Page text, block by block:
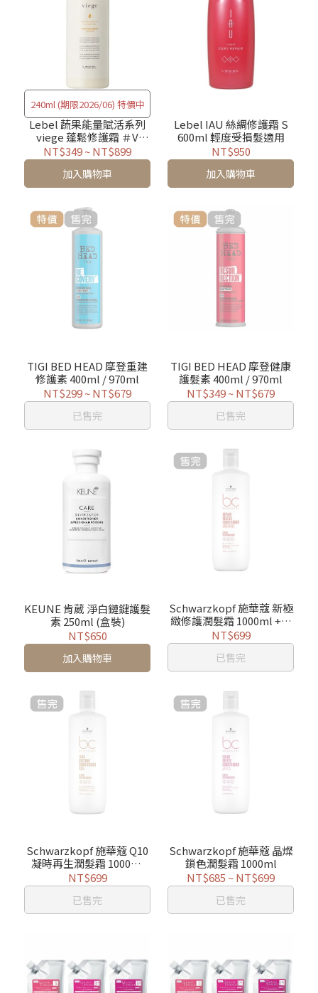
240ml (期限2026/06) 特價中
Lebel 蔬果能量賦活系列
viege 蓬鬆修護霜 ＃V
240ml / 600ml
NT$349~NT$899
加入購物車
Lebel IAU 絲綢修護霜 S
600ml 輕度受損髮適用
NT$950
加入購物車
TIGI BED HEAD 摩登重建
修護素 400ml / 970ml
NT$299~NT$679
已售完
TIGI BED HEAD 摩登健康
護髮素 400ml / 970ml
NT$349~NT$679
已售完
KEUNE 肯葳 淨白鏈鍵護髮
素 250ml (盒裝)
NT$650
加入購物車
Schwarzkopf 施華蔻 新極
緻修護潤髮霜 1000ml +壓
頭
NT$699
已售完
Schwarzkopf 施華蔻 Q10
凝時再生潤髮霜 1000ml
+壓頭
NT$699
已售完
Schwarzkopf 施華蔻 晶燦
鎖色潤髮霜 1000ml
NT$685 ~NT$699
已售完